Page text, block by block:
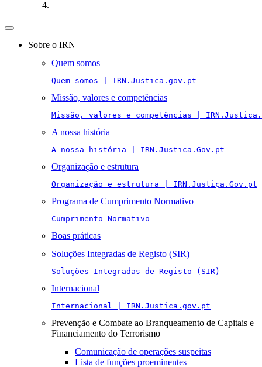
Toggle
navigationSobre o IRN
Quem somos
Quem somos | IRN.Justica.gov.pt
Missão, valores e competências
Missão, valores e competências |
A nossa história
A nossa história | IRN.Justica.Gov.pt
Organização e estrutura
Organização e estrutura | IRN.Justiça.Gov.pt
Programa de Cumprimento Normativo
Cumprimento Normativo
Boas práticas
Soluções Integradas de Registo (SIR)
Soluções Integradas de Registo (SIR)
Internacional
Internacional | IRN.Justica.gov.pt
Prevenção e Combate ao Branqueamento de Capitais e
Financiamento do Terrorismo
Comunicação de operações suspeitas
Lista de funções proeminentes